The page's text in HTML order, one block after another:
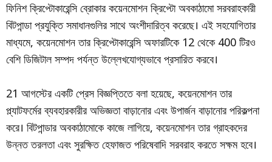
ফিনিশ ক্রিপ্টোকারেন্সি ব্রোকার কয়েনমোশন ক্রিপ্টো অবকাঠামো সরবরাহকারী
বিটপান্ডা প্রযুক্তি সমাধানগুলির সাথে অংশীদারিত্ব করেছে। এই সহযোগিতার
মাধ্যমে, কয়েনমোশন তার ক্রিপ্টোকারেন্সি অফারটিকে 12 থেকে 400 টিরও
বেশি ডিজিটাল সম্পদ পর্যন্ত উল্লেখযোগ্যভাবে প্রসারিত করবে।
21 আগস্টের একটি প্রেস বিজ্ঞপ্তিতে বলা হয়েছে, কয়েনমোশন তার
প্ল্যাটফর্মের ব্যবহারকারীর অভিজ্ঞতা বাড়ানোর এবং উপার্জন বাড়ানোর পরিকল্পনা
করে। বিটপান্ডার অবকাঠামোকে কাজে লাগিয়ে, কয়েনমোশন তার গ্রাহকদের
উন্নত তরলতা এবং সুরক্ষিত হেফাজত পরিষেবাদি সরবরাহ করতে সক্ষম হবে।